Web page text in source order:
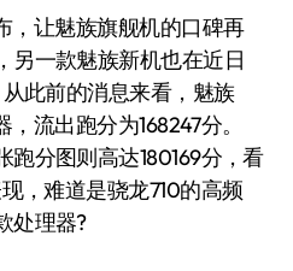
另一款魅族新机也在近日
此前的消息来看，魅族
流出跑分为168247分。
分图则高达180169分，看
，难道是骁龙710的高频
处理器?